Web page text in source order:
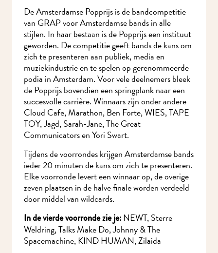
De Amsterdamse Popprijs is de bandcompetitie
van GRAP voor Amsterdamse bands in alle
stijlen. In haar bestaan is de Popprijs een instituut
geworden. De competitie geeft bands de kans om
zich te presenteren aan publiek, media en
muziekindustrie en te spelen op gerenommeerde
podia in Amsterdam. Voor vele deelnemers bleek
de Popprijs bovendien een springplank naar een
succesvolle carrière. Winnaars zijn onder andere
Cloud Cafe, Marathon, Ben Forte, WIES, TAPE
TOY, Jagd, Sarah-Jane, The Great
Communicators en Yori Swart.
Tijdens de voorrondes krijgen Amsterdamse bands
ieder 20 minuten de kans om zich te presenteren.
Elke voorronde levert een winnaar op, de overige
zeven plaatsen in de halve finale worden verdeeld
door middel van wildcards.
In de vierde voorronde zie je:NEWT, Sterre
Weldring, Talks Make Do, Johnny & The
Spacemachine, KIND HUMAN, Zilaida